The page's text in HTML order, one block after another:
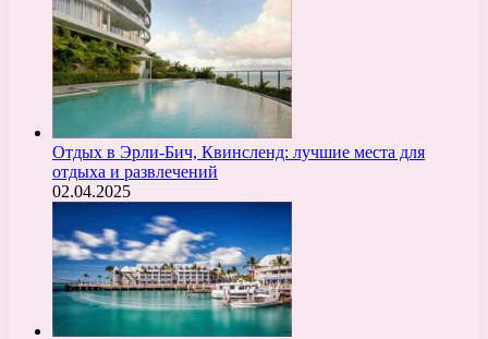
Отдых в Эрли-Бич, Квинсленд: лучшие места для
отдыха и развлечений
02.04.2025